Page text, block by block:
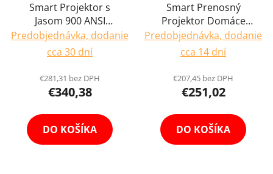
Smart Projektor s
Jasom 900 ANSI
Domáce Kino Mobilné
Full HD 4K Čítanie
Premietanie Android
12 2x Reproduktor
Predobjednávka, dodanie
cca 30 dní
€281,31 bez DPH
€340,38
DO KOŠÍKA
Smart Prenosný
Projektor Domáce
Kino Mobilné 1080P
HD Vysoký Jas 580 ANSI
Premietanie Cinema
Android 11
Reproduktor Mód
Predobjednávka, dodanie
cca 14 dní
€207,45 bez DPH
€251,02
DO KOŠÍKA